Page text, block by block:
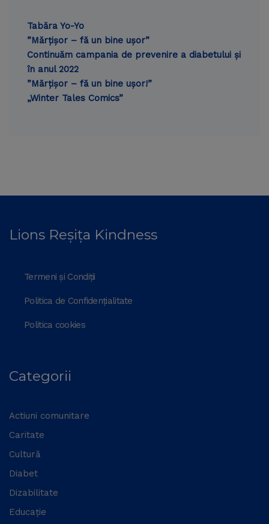
Tabăra Yo-Yo
”Mărțișor – fă un bine ușor”
Continuăm campania de prevenire a diabetului și
în anul 2022
”Mărțișor – fă un bine ușor!”
„Winter Tales Comics”
Lions Reșița Kindness
Termeni și Condiții
Politica de Confidențialitate
Politica cookies
Categorii
Actiuni comunitare
Caritate
Cultură
Diabet
Dizabilitate
Educație